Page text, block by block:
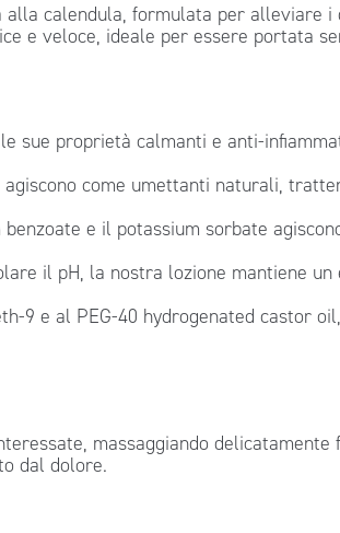
calendula, formulata per alleviare
e veloce, ideale per essere portata
sue proprietà calmanti e anti-
come umettanti naturali,
e il potassium sorbate
il pH, la nostra lozione mantiene
9 e al PEG-40 hydrogenated castor
massaggiando
dal dolore.